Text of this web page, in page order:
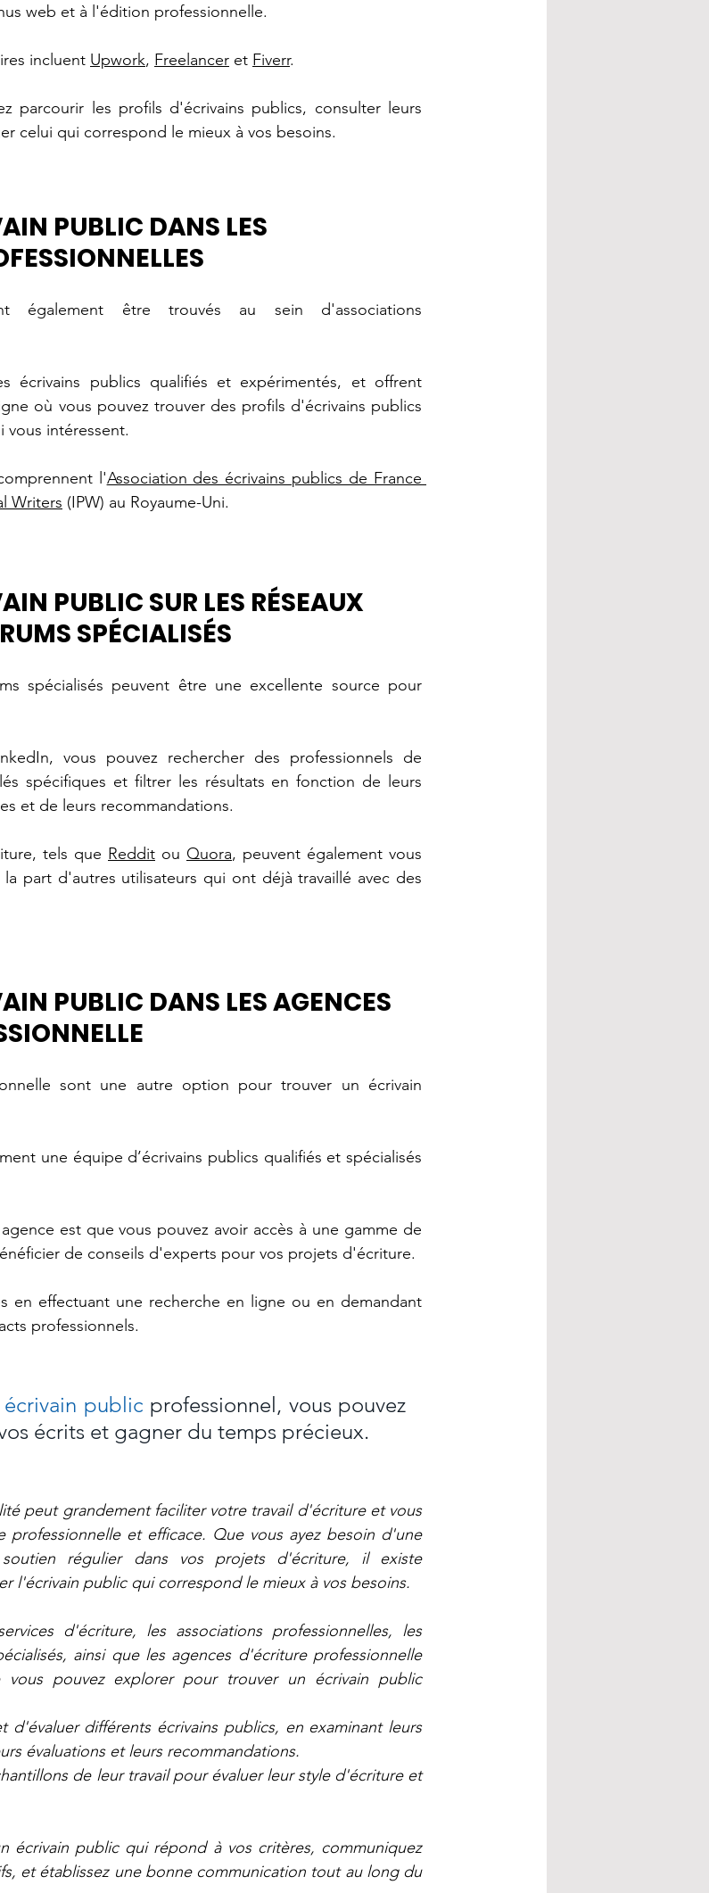
web et à l'édition professionnelle.
incluent Upwork, Freelancer et Fiverr.
parcourir les profils d'écrivains publics, consulter leurs
celui qui correspond le mieux à vos besoins.
PUBLIC DANS LES
également être trouvés au sein d'associations
écrivains publics qualifiés et expérimentés, et offrent
où vous pouvez trouver des profils d'écrivains publics
intéressent.
l'
Writers (IPW) au Royaume-Uni.
PUBLIC SUR LES RÉSEAUX
SPÉCIALISÉS
spécialisés peuvent être une excellente source pour
vous pouvez rechercher des professionnels de
spécifiques et filtrer les résultats en fonction de leurs
et de leurs recommandations.
tels que Reddit ou Quora, peuvent également vous
part d'autres utilisateurs qui ont déjà travaillé avec des
PUBLIC DANS LES AGENCES
sont une autre option pour trouver un écrivain
une équipe d’écrivains publics qualifiés et spécialisés
est que vous pouvez avoir accès à une gamme de
de conseils d'experts pour vos projets d'écriture.
en effectuant une recherche en ligne ou en demandant
professionnels.
écrivain public professionnel, vous pouvez
écrits et gagner du temps précieux.
peut grandement faciliter votre travail d'écriture et vous
professionnelle et efficace. Que vous ayez besoin d'une
régulier dans vos projets d'écriture, il existe
l'écrivain public qui correspond le mieux à vos besoins.
d'écriture, les associations professionnelles, les
ainsi que les agences d'écriture professionnelle
pouvez explorer pour trouver un écrivain public
d'évaluer différents écrivains publics, en examinant leurs
évaluations et leurs recommandations.
de leur travail pour évaluer leur style d'écriture et
écrivain public qui répond à vos critères, communiquez
et établissez une bonne communication tout au long du